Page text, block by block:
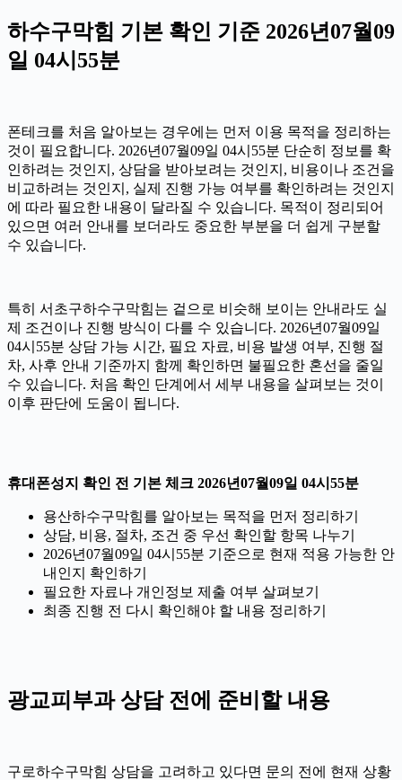
하수구막힘 기본 확인 기준 2026년07월09
일 04시55분
폰테크를 처음 알아보는 경우에는 먼저 이용 목적을 정리하는
것이 필요합니다. 2026년07월09일 04시55분 단순히 정보를 확
인하려는 것인지, 상담을 받아보려는 것인지, 비용이나 조건을
비교하려는 것인지, 실제 진행 가능 여부를 확인하려는 것인지
에 따라 필요한 내용이 달라질 수 있습니다. 목적이 정리되어
있으면 여러 안내를 보더라도 중요한 부분을 더 쉽게 구분할
수 있습니다.
특히 서초구하수구막힘는 겉으로 비슷해 보이는 안내라도 실
제 조건이나 진행 방식이 다를 수 있습니다. 2026년07월09일
04시55분 상담 가능 시간, 필요 자료, 비용 발생 여부, 진행 절
차, 사후 안내 기준까지 함께 확인하면 불필요한 혼선을 줄일
수 있습니다. 처음 확인 단계에서 세부 내용을 살펴보는 것이
이후 판단에 도움이 됩니다.
휴대폰성지 확인 전 기본 체크 2026년07월09일 04시55분
용산하수구막힘를 알아보는 목적을 먼저 정리하기
상담, 비용, 절차, 조건 중 우선 확인할 항목 나누기
2026년07월09일 04시55분 기준으로 현재 적용 가능한 안
내인지 확인하기
필요한 자료나 개인정보 제출 여부 살펴보기
최종 진행 전 다시 확인해야 할 내용 정리하기
광교피부과 상담 전에 준비할 내용
구로하수구막힘 상담을 고려하고 있다면 문의 전에 현재 상황